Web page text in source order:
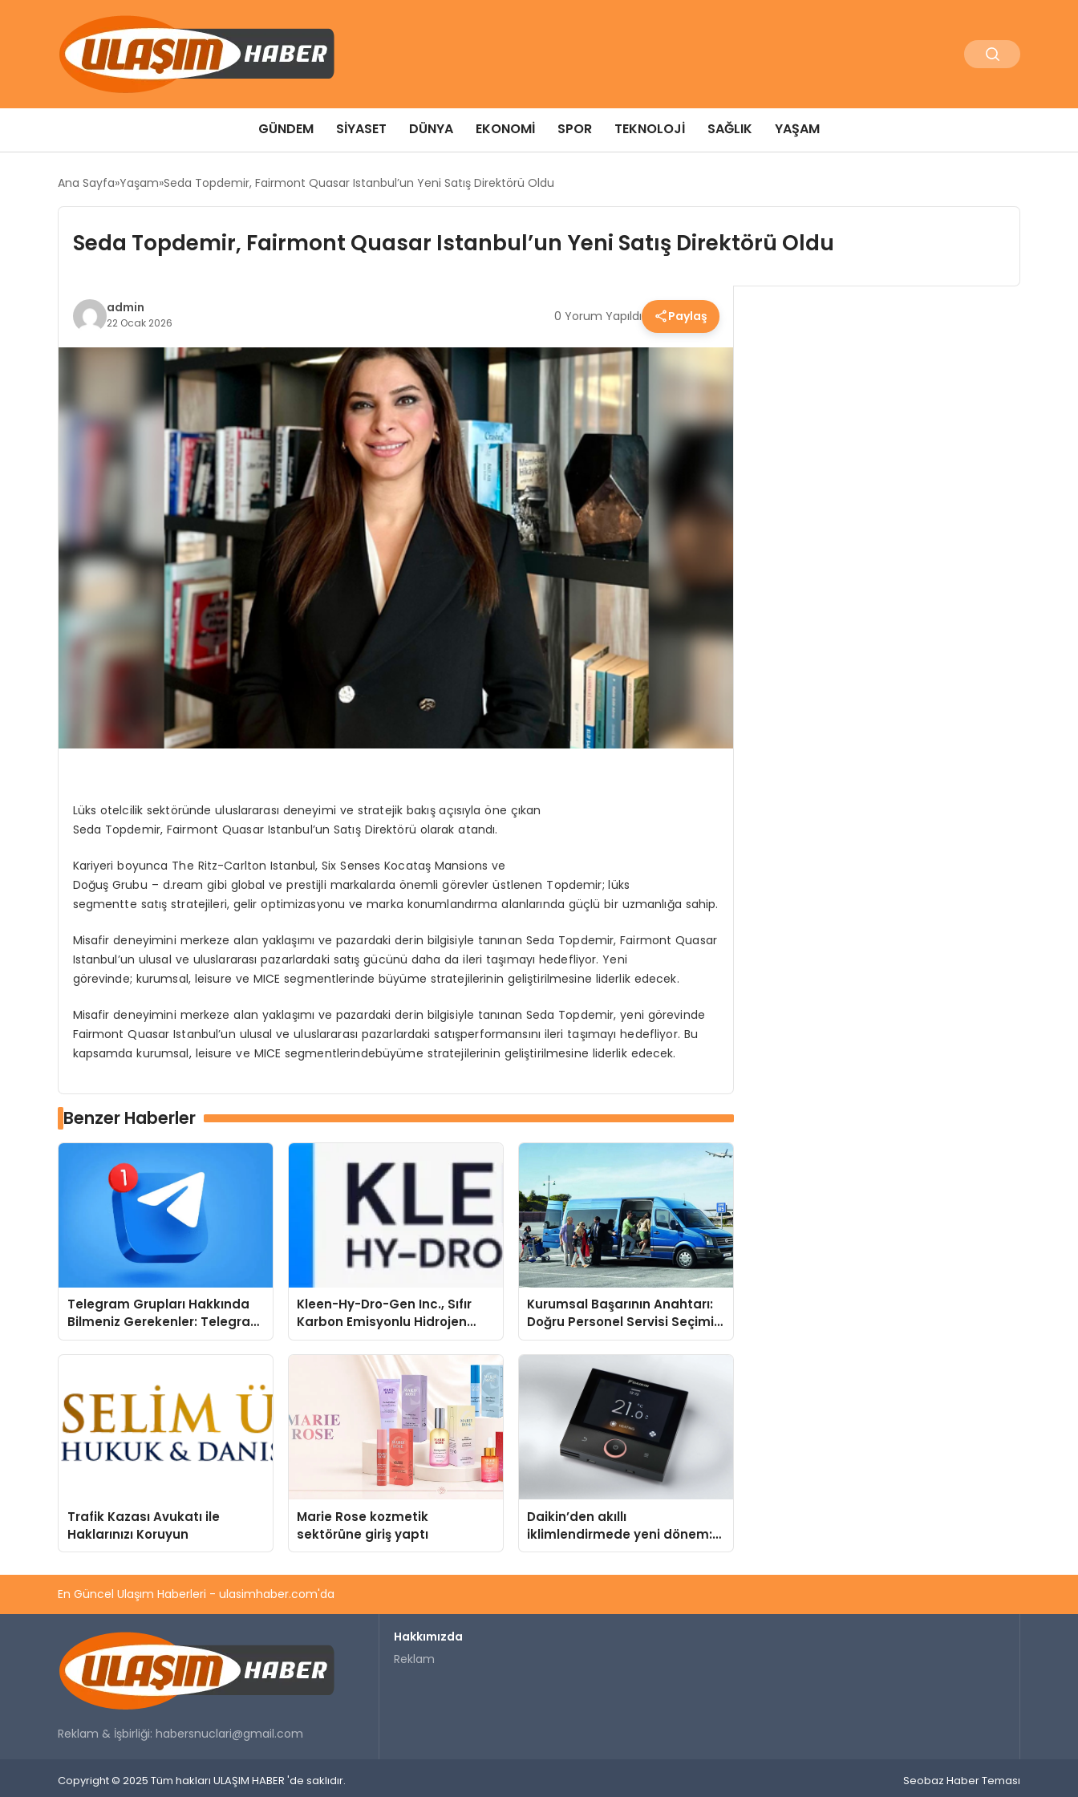
GÜNDEM SIYASET DÜNYA EKONOMI SPOR TEKNOLOJI SAĞLIK YAŞAM
Ana Sayfa Yaşam Seda Topdemir, Fairmont Quasar Istanbul’un Yeni Satış Direktörü Oldu
Seda Topdemir, Fairmont Quasar Istanbul’un Yeni Satış Direktörü Oldu
admin
22 Ocak 2026 0 Yorum Yapıldı Paylaş
Lüks otelcilik sektöründe uluslararası deneyimi ve stratejik bakış açısıyla öne çıkan
Seda Topdemir,Fairmont Quasar Istanbul’un Satış Direktörü olarak atandı.
Kariyeri boyunca The Ritz-Carlton Istanbul,Six Senses Kocataş Mansions ve
Doğuş Grubu – d.ream gibi global ve prestijli markalarda önemli görevler üstlenen Topdemir; lüks
segmentte satış stratejileri, gelir optimizasyonu vemarka konumlandırma alanlarında güçlü bir uzmanlığa sahip.
Misafir deneyimini merkeze alan yaklaşımı ve pazardaki derin bilgisiyle tanınan Seda Topdemir, Fairmont Quasar
Istanbul’un ulusal ve uluslararası pazarlardaki satış gücünü daha da ileri taşımayı hedefliyor. Yeni
görevinde; kurumsal, leisure ve MICE segmentlerinde büyüme stratejilerinin geliştirilmesine liderlik edecek.
Misafir deneyimini merkeze alan yaklaşımı ve pazardaki derin bilgisiyle tanınan Seda Topdemir, yeni görevinde
Fairmont QuasarIstanbul’un ulusal ve uluslararası pazarlardaki satışperformansını ileri taşımayı hedefliyor. Bu
kapsamda kurumsal, leisureve MICE segmentlerindebüyüme stratejilerinin geliştirilmesine liderlik edecek.
Benzer Haberler
Telegram Grupları Hakkında
Bilmeniz Gerekenler: Telegram
Kullanıcıları İçin Kategori Bazlı
Grup Rehberi
Kleen-Hy-Dro-Gen Inc., Sıfır
Karbon Emisyonlu Hidrojen
Isıtma Teknolojisinde ISO ve
TSSA Düzenleyici Onaylarını
Kurumsal Başarının Anahtarı:
Doğru Personel Servisi Seçimi
ve Süren Turizm Farkı
Trafik Kazası Avukatı ile
Haklarınızı Koruyun
Marie Rose kozmetik
sektörüne giriş yaptı
Daikin’den akıllı
iklimlendirmede yeni dönem:
Madoka Plus Türkiye’de
En Güncel Ulaşım Haberleri - ulasimhaber.com'da
Reklam & İşbirliği: habersnuclari@gmail.com
Hakkımızda
Reklam
Copyright © 2025 Tüm hakları ULAŞIM HABER 'de saklıdır. Seobaz Haber Teması